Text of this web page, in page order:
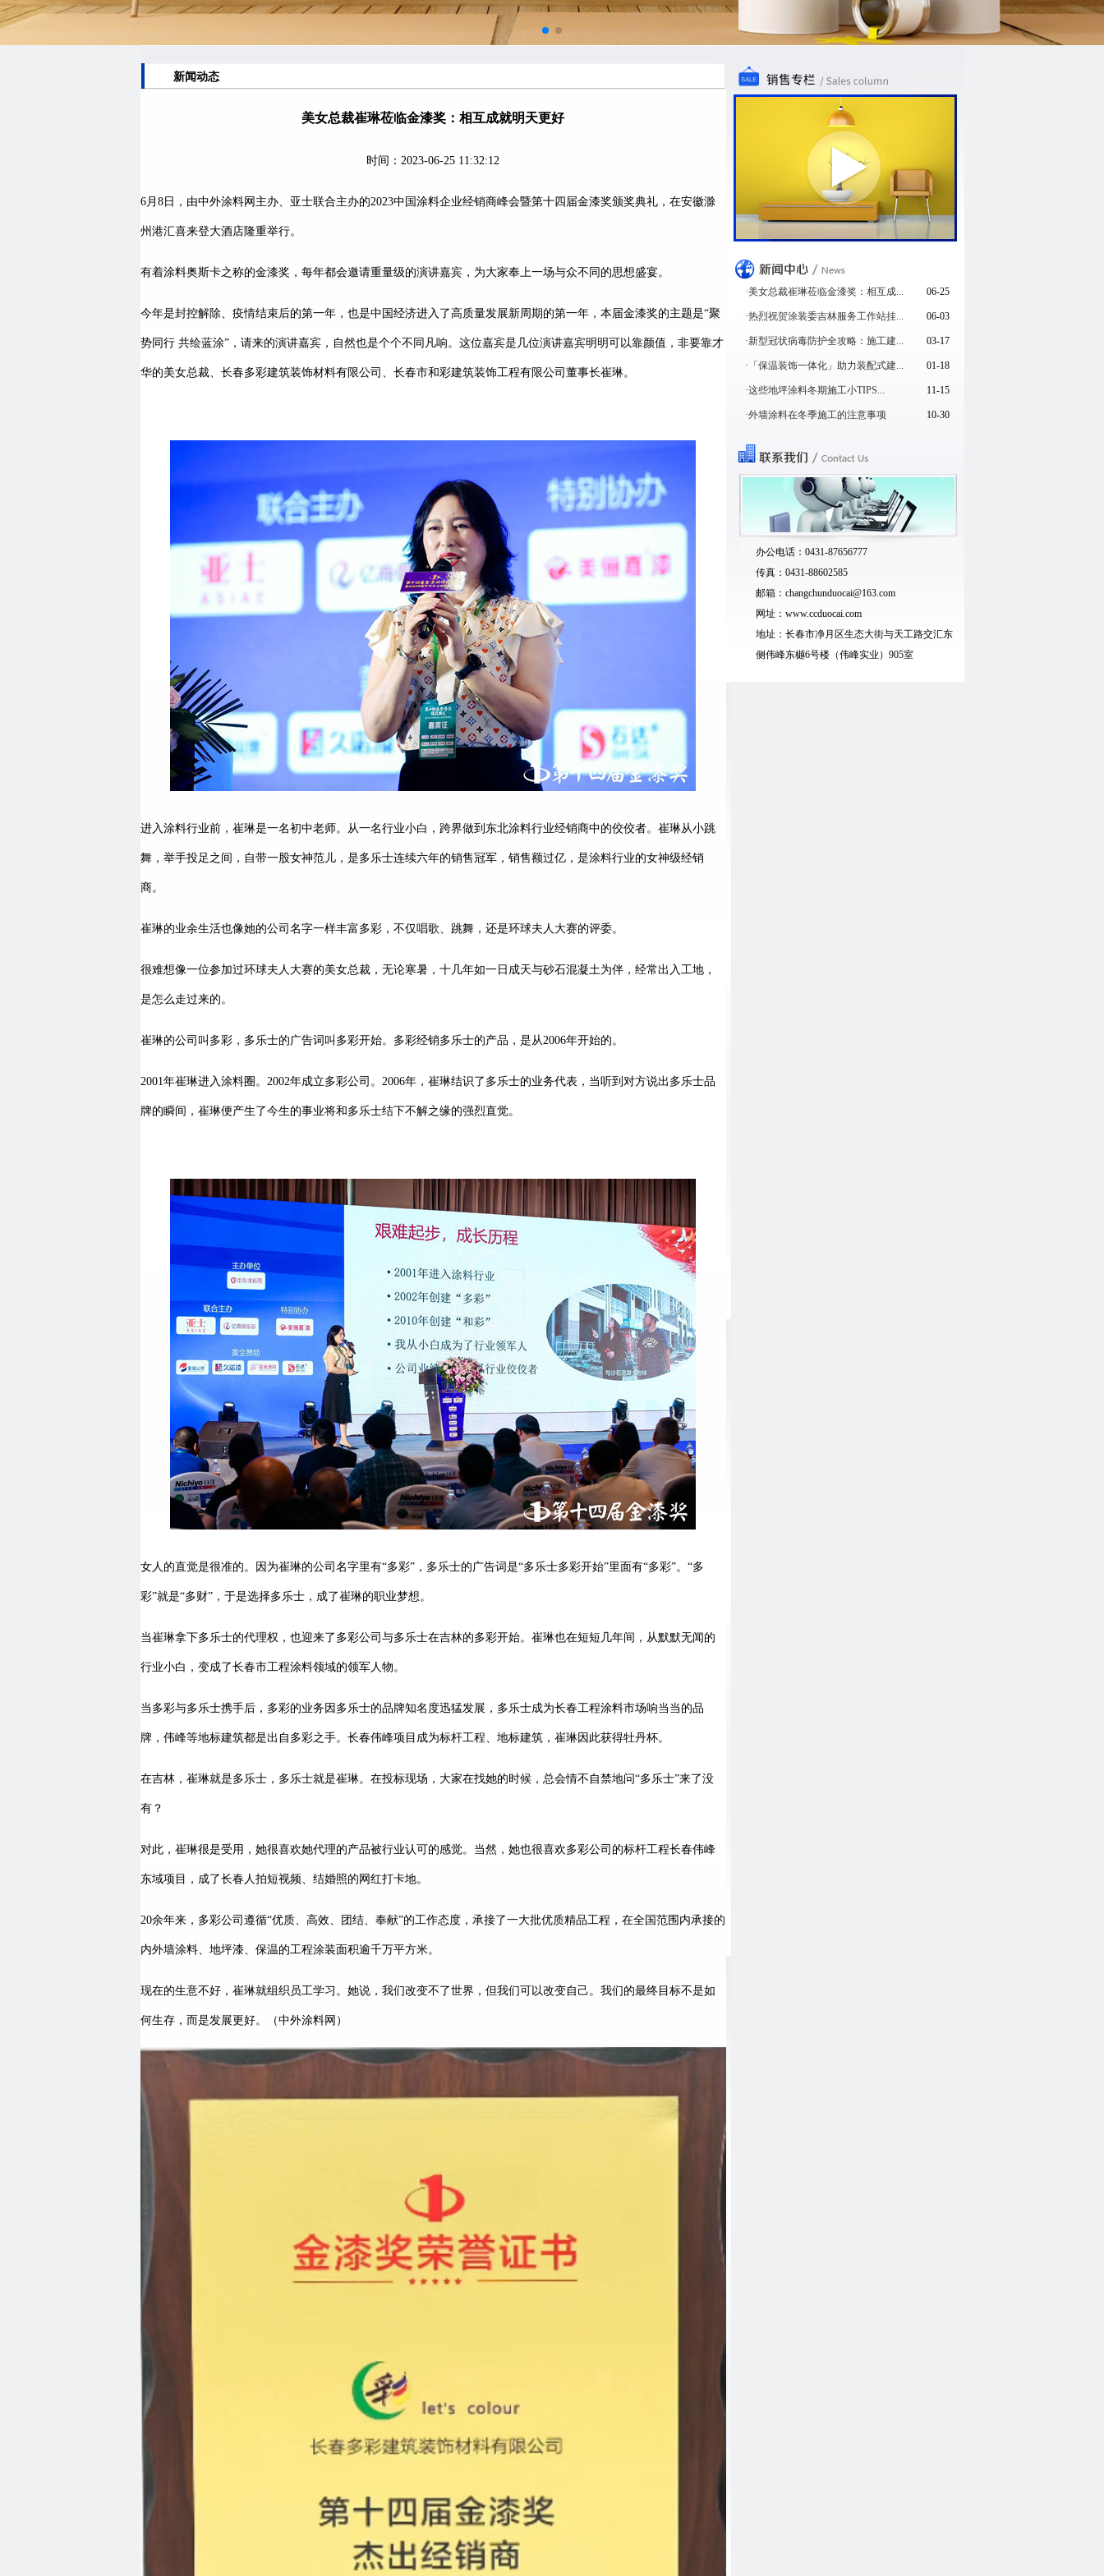
新闻动态
美女总裁崔琳莅临金漆奖：相互成就明天更好
时间：2023-06-25 11:32:12
6月8日，由中外涂料网主办、亚士联合主办的2023中国涂料企业经销商峰会暨第十四届金漆奖颁奖典礼，在安徽滁
州港汇喜来登大酒店隆重举行。
有着涂料奥斯卡之称的金漆奖，每年都会邀请重量级的演讲嘉宾，为大家奉上一场与众不同的思想盛宴。
今年是封控解除、疫情结束后的第一年，也是中国经济进入了高质量发展新周期的第一年，本届金漆奖的主题是“聚
势同行 共绘蓝涂”，请来的演讲嘉宾，自然也是个个不同凡响。这位嘉宾是几位演讲嘉宾明明可以靠颜值，非要靠才
华的美女总裁、长春多彩建筑装饰材料有限公司、长春市和彩建筑装饰工程有限公司董事长崔琳。
进入涂料行业前，崔琳是一名初中老师。从一名行业小白，跨界做到东北涂料行业经销商中的佼佼者。崔琳从小跳
舞，举手投足之间，自带一股女神范儿，是多乐士连续六年的销售冠军，销售额过亿，是涂料行业的女神级经销
商。
崔琳的业余生活也像她的公司名字一样丰富多彩，不仅唱歌、跳舞，还是环球夫人大赛的评委。
很难想像一位参加过环球夫人大赛的美女总裁，无论寒暑，十几年如一日成天与砂石混凝土为伴，经常出入工地，
是怎么走过来的。
崔琳的公司叫多彩，多乐士的广告词叫多彩开始。多彩经销多乐士的产品，是从2006年开始的。
2001年崔琳进入涂料圈。2002年成立多彩公司。2006年，崔琳结识了多乐士的业务代表，当听到对方说出多乐士品
牌的瞬间，崔琳便产生了今生的事业将和多乐士结下不解之缘的强烈直觉。
女人的直觉是很准的。因为崔琳的公司名字里有“多彩”，多乐士的广告词是“多乐士多彩开始”里面有“多彩”。“多
彩”就是“多财”，于是选择多乐士，成了崔琳的职业梦想。
当崔琳拿下多乐士的代理权，也迎来了多彩公司与多乐士在吉林的多彩开始。崔琳也在短短几年间，从默默无闻的
行业小白，变成了长春市工程涂料领域的领军人物。
当多彩与多乐士携手后，多彩的业务因多乐士的品牌知名度迅猛发展，多乐士成为长春工程涂料市场响当当的品
牌，伟峰等地标建筑都是出自多彩之手。长春伟峰项目成为标杆工程、地标建筑，崔琳因此获得牡丹杯。
在吉林，崔琳就是多乐士，多乐士就是崔琳。在投标现场，大家在找她的时候，总会情不自禁地问“多乐士”来了没
有？
对此，崔琳很是受用，她很喜欢她代理的产品被行业认可的感觉。当然，她也很喜欢多彩公司的标杆工程长春伟峰
东域项目，成了长春人拍短视频、结婚照的网红打卡地。
20余年来，多彩公司遵循“优质、高效、团结、奉献”的工作态度，承接了一大批优质精品工程，在全国范围内承接的
内外墙涂料、地坪漆、保温的工程涂装面积逾千万平方米。
现在的生意不好，崔琳就组织员工学习。她说，我们改变不了世界，但我们可以改变自己。我们的最终目标不是如
何生存，而是发展更好。（中外涂料网）
·美女总裁崔琳莅临金漆奖：相互成... 06-25
·热烈祝贺涂装委吉林服务工作站挂... 06-03
·新型冠状病毒防护全攻略：施工建... 03-17
·「保温装饰一体化」助力装配式建... 01-18
·这些地坪涂料冬期施工小TIPS... 11-15
·外墙涂料在冬季施工的注意事项 10-30
办公电话：0431-87656777
传真：0431-88602585
邮箱：changchunduocai@163.com
网址：www.ccduocai.com
地址：长春市净月区生态大街与天工路交汇东
侧伟峰东樾6号楼（伟峰实业）905室